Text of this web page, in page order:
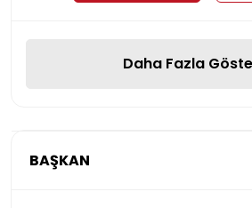
BAŞKAN
Daha Fazla